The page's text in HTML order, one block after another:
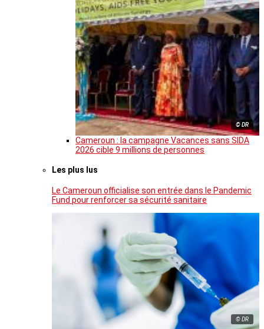
© DR
Cameroun : la campagne Vacances sans SIDA
2026 cible 9 millions de personnes
Les plus lus
Le Cameroun officialise son entrée dans le Pandemic
Fund pour renforcer sa sécurité sanitaire
© DR